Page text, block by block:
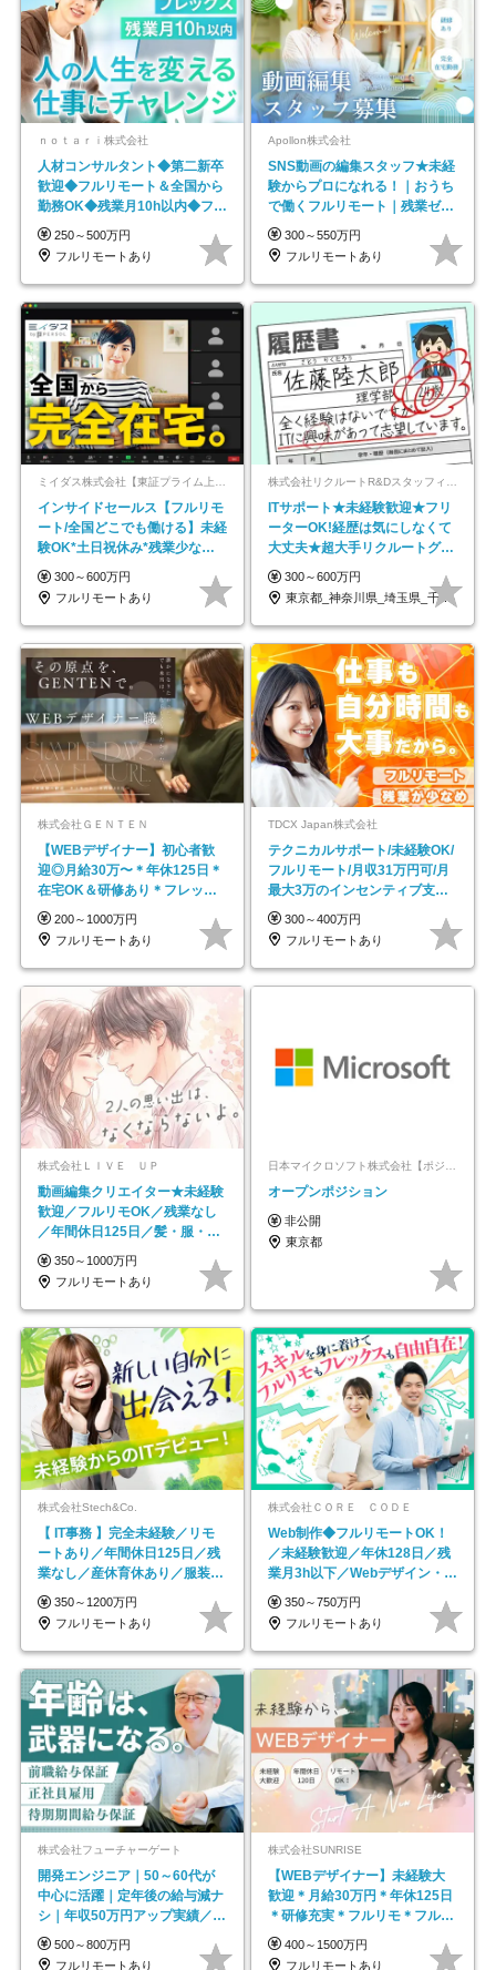
ｎｏｔａｒｉ株式会社
人材コンサルタント◆第二新卒
歓迎◆フルリモート＆全国から
勤務OK◆残業月10h以内◆フレ
ックス制
250～500万円
フルリモートあり
Apollon株式会社
SNS動画の編集スタッフ★未経
験からプロになれる！｜おうち
で働くフルリモート｜残業ゼロ
で18時退勤◎
300～550万円
フルリモートあり
インサイドセールス【フルリモ
ート/全国どこでも働ける】未経
験OK*土日祝休み*残業少なめ*
在宅勤務手当あり
300～600万円
フルリモートあり
ITサポート★未経験歓迎★フリ
ーターOK!経歴は気にしなくて
大丈夫★超大手リクルートグル
ープの正社員/sg
300～600万円
東京都_神奈川県_埼玉県_千葉県_大阪府…
株式会社ＧＥＮＴＥＮ
【WEBデザイナー】初⼼者歓
迎◎⽉給30万〜＊年休125⽇＊
在宅OK＆研修あり＊フレック
ス
200～1000万円
フルリモートあり
TDCX Japan株式会社
テクニカルサポート/未経験OK/
フルリモート/月収31万円可/月
最大3万のインセンティブ支給/
平均年齢33歳
300～400万円
フルリモートあり
株式会社ＬＩＶＥ ＵＰ
動画編集クリエイター★未経験
歓迎／フルリモOK／残業なし
／年間休日125日／髪・服・ネ
イル自由／研修充実で安心
350～1000万円
フルリモートあり
オープンポジション
非公開
東京都
株式会社Stech&Co.
【 IT事務 】完全未経験／リモ
ートあり／年間休日125日／残
業なし／産休育休あり／服装・
髪型自由／毎年昇給
350～1200万円
フルリモートあり
株式会社ＣＯＲＥ ＣＯＤＥ
Web制作◆フルリモートOK！
／未経験歓迎／年休128日／残
業月3h以下／Webデザイン・
ECサイトやHP制作
350～750万円
フルリモートあり
株式会社フューチャーゲート
開発エンジニア｜50～60代が
中心に活躍｜定年後の給与減ナ
シ｜年収50万円アップ実績／昇
給率92％（直近3年）
500～800万円
フルリモートあり
株式会社SUNRISE
【WEBデザイナー】未経験大
歓迎＊月給30万円＊年休125日
＊研修充実＊フルリモ＊フルフ
レックス＊
400～1500万円
フルリモートあり